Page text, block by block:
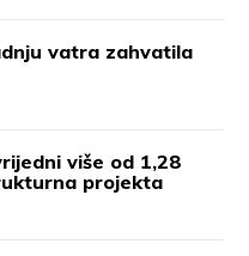
vatra zahvatila
više od 1,28
projekta